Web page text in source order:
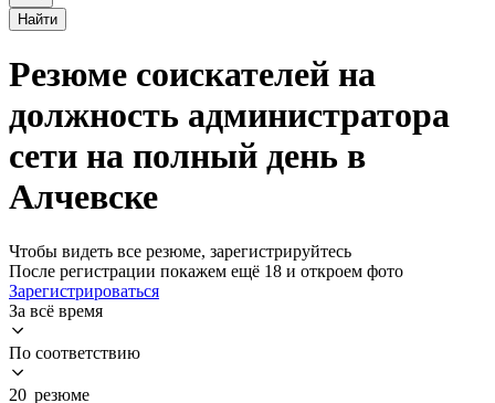
Найти
Резюме соискателей на
должность администратора
сети на полный день в
Алчевске
Чтобы видеть все резюме, зарегистрируйтесь
После регистрации покажем ещё 18 и откроем фото
Зарегистрироваться
За всё время
По соответствию
20 резюме